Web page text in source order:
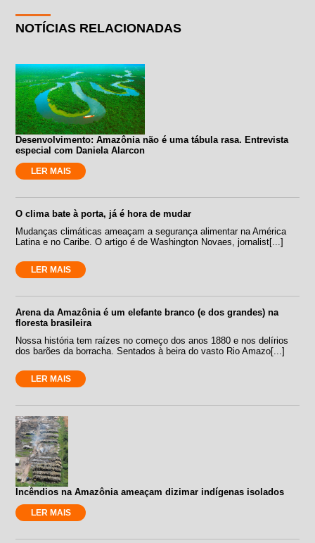
NOTÍCIAS RELACIONADAS
Desenvolvimento: Amazônia não é uma tábula rasa. Entrevista
especial com Daniela Alarcon
LER MAIS
O clima bate à porta, já é hora de mudar
Mudanças climáticas ameaçam a segurança alimentar na América
Latina e no Caribe. O artigo é de Washington Novaes, jornalist[...]
LER MAIS
Arena da Amazônia é um elefante branco (e dos grandes) na
floresta brasileira
Nossa história tem raízes no começo dos anos 1880 e nos delírios
dos barões da borracha. Sentados à beira do vasto Rio Amazo[...]
LER MAIS
Incêndios na Amazônia ameaçam dizimar indígenas isolados
LER MAIS